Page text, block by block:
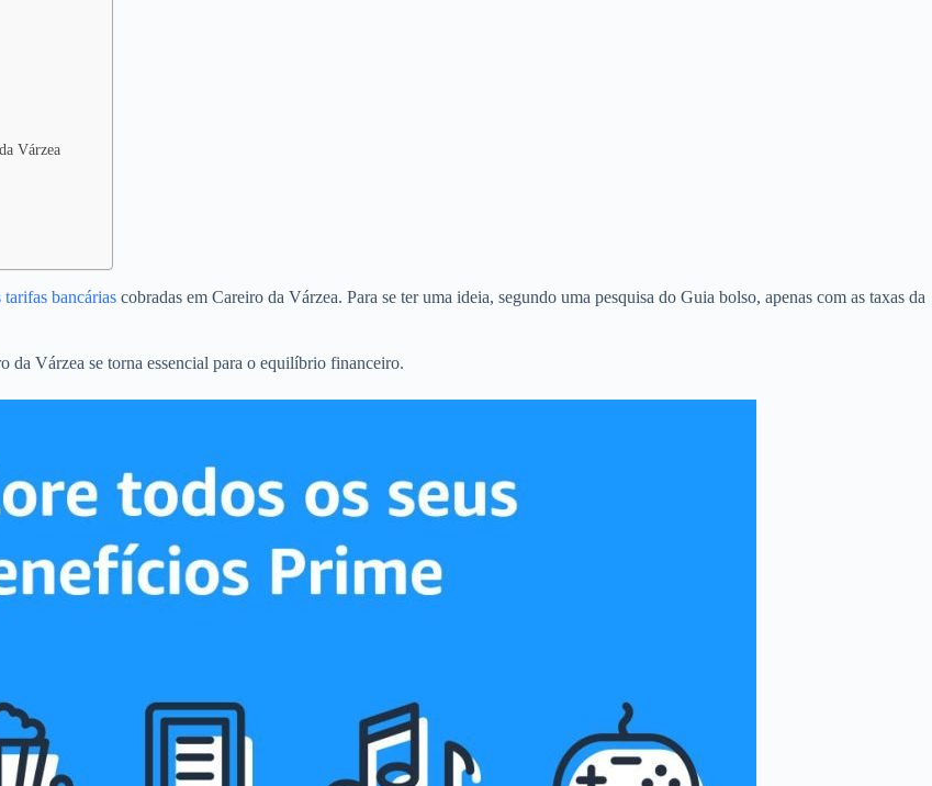
Várzea
tarifas bancárias cobradas em Careiro da Várzea. Para se ter uma ideia, segundo uma pesquisa do Guia bolso, apenas com as taxas da
da Várzea se torna essencial para o equilíbrio financeiro.